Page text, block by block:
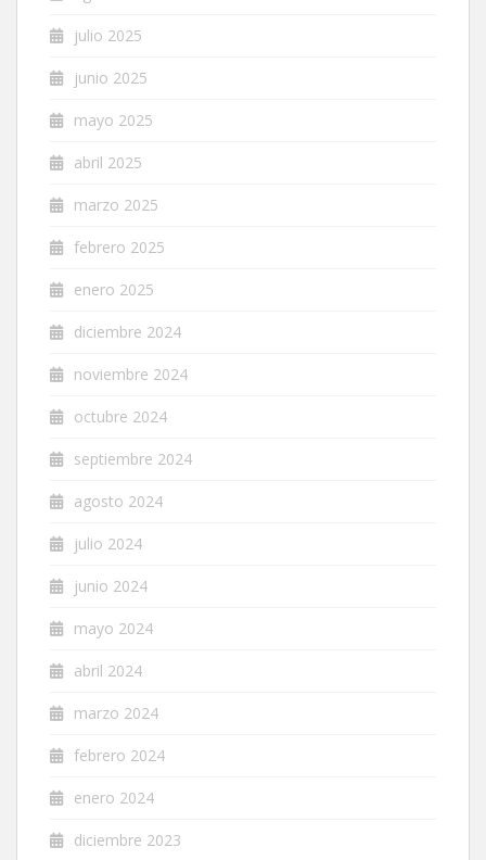
julio 2025
junio 2025
mayo 2025
abril 2025
marzo 2025
febrero 2025
enero 2025
diciembre 2024
noviembre 2024
octubre 2024
septiembre 2024
agosto 2024
julio 2024
junio 2024
mayo 2024
abril 2024
marzo 2024
febrero 2024
enero 2024
diciembre 2023